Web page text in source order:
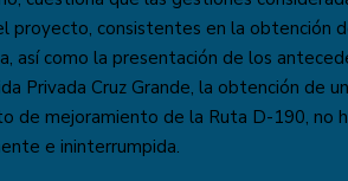
proyecto, consistentes en la obtención
así como la presentación de los
Privada Cruz Grande, la obtención de
de mejoramiento de la Ruta D-190, no
e ininterrumpida.